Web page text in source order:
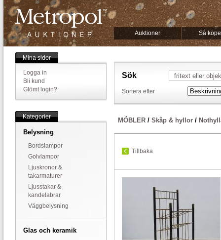
Auktioner Så
Mina sidor
Logga in
Bli kund
Glömt login?
Kategorier
Belysning
Bordslampor
Golvlampor
Ljuskronor &
takarmaturer
Ljusstakar &
kandelabrar
Väggbelysning
Glas och keramik
Sök
Sortera efter
MÖBLER / Skåp & hyllor /
Tillbaka